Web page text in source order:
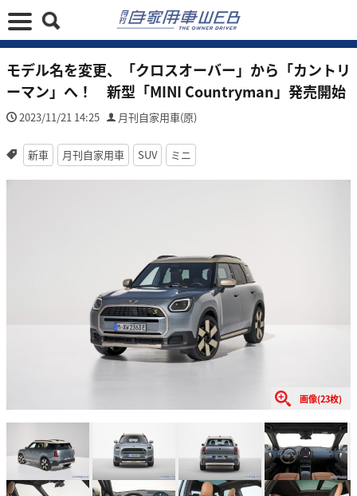
モデル名を変更、「クロスオーバー」から「カントリ
ーマン」へ！ 新型「MINI Countryman」発売開始
2023/11/21 14:25 月刊自家用車(原)
新車 月刊自家用車 SUV ミニ
画像(23枚)